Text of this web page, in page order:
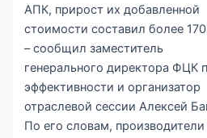
АПК, прирост их добавленной
стоимости составил более
– сообщил заместитель
генерального директора ФЦК
эффективности и организатор
отраслевой сессии Алексей
По его словам,